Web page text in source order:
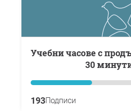
Учебни часове с продължителност
30
193Подписи